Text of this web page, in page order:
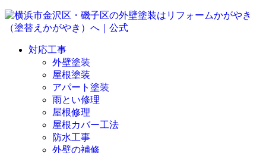
対応工事
外壁塗装
屋根塗装
アパート塗装
雨とい修理
屋根修理
屋根カバー工法
防水工事
外壁の補修